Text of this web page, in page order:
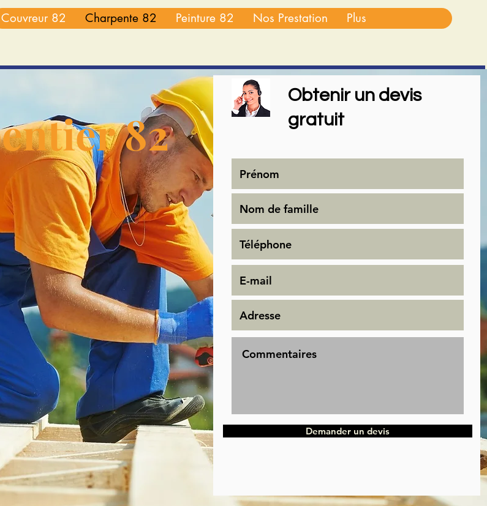
Couvreur 82 Charpente 82 Peinture 82 Nos Prestation Plus
82
Obtenir un devis
gratuit
Demander un devis